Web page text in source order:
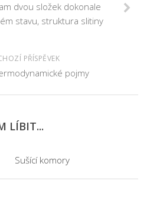
dvou složek dokonale
stavu, struktura slitiny
PŘÍSPĚVEK
pojmy
LÍBIT...
Sušící komory